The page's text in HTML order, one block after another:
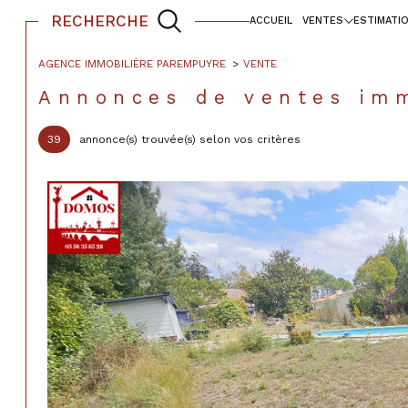
ACCUEIL VENTES
RECHERCHE
Acheter
de l'immo pro
de
TYPE DE BIEN
AGENCE IMMOBILIÈRE PAREMPUYRE VENTE
Annonces de ventes
39 annonce(s) trouvée(s) selon vos critères